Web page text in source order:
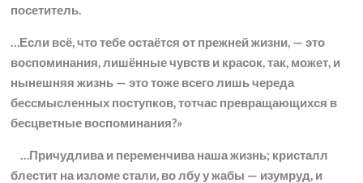
посетитель.
…Если всё, что тебе остаётся от прежней жизни, — это
воспоминания, лишённые чувств и красок, так, может, и
нынешняя жизнь — это тоже всего лишь череда
бессмысленных поступков, тотчас превращающихся в
бесцветные воспоминания?»
…Причудлива и переменчива наша жизнь; кристалл
блестит на изломе стали, во лбу у жабы — изумруд, и